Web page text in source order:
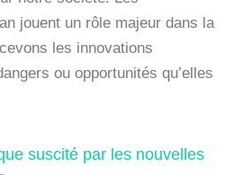
jouent un rôle majeur dans la
les innovations
ou opportunités qu’elles
suscité par les nouvelles